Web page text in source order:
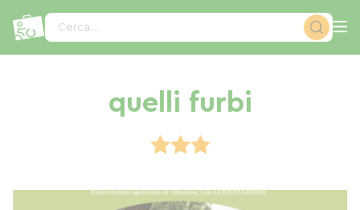
Cerca...
quelli furbi
Pannello di gestione dei cookies